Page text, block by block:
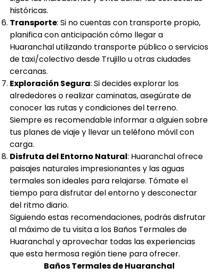
históricas.
Transporte: Si no cuentas con transporte propio,
planifica con anticipación cómo llegar a
Huaranchal utilizando transporte público o servicios
de taxi/colectivo desde Trujillo u otras ciudades
cercanas.
Exploración Segura: Si decides explorar los
alrededores o realizar caminatas, asegúrate de
conocer las rutas y condiciones del terreno.
Siempre es recomendable informar a alguien sobre
tus planes de viaje y llevar un teléfono móvil con
carga.
Disfruta del Entorno Natural: Huaranchal ofrece
paisajes naturales impresionantes y las aguas
termales son ideales para relajarse. Tómate el
tiempo para disfrutar del entorno y desconectar
del ritmo diario.
Siguiendo estas recomendaciones, podrás disfrutar
al máximo de tu visita a los Baños Termales de
Huaranchal y aprovechar todas las experiencias
que esta hermosa región tiene para ofrecer.
Baños Termales de Huaranchal